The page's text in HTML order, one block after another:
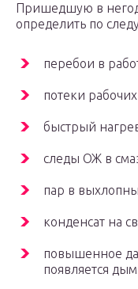
Пришедшую в
определить по
перебои в
потеки
быстрый
следы ОЖ в
пар в
конденсат на
повышенное
появляется